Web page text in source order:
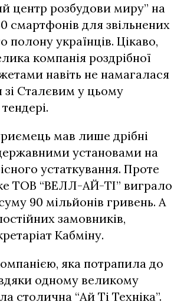
центр розбудови миру” на
смартфонів для звільнених
полону українців. Цікаво,
компанія роздрібної
навіть не намагалася
зі Сталєвим у цьому
мав лише дрібні
установами на
устаткування. Проте
ТОВ “ВЕЛЛ-АЙ-ТІ” виграло
90 мільйонів гривень. А
замовників,
Кабміну.
яка потрапила до
одному великому
столична “Ай Ті Техніка”.